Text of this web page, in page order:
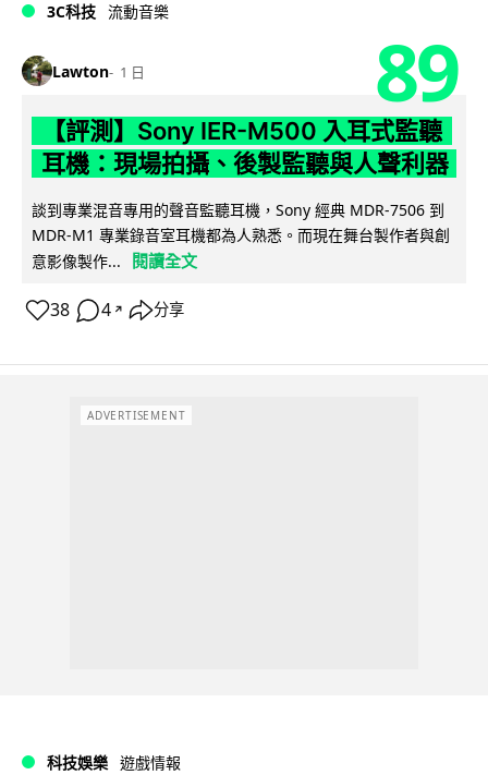
3C科技 流動音樂
Lawton 1 日 89
【評測】Sony IER-M500 入耳式監聽
耳機：現場拍攝、後製監聽與人聲利器
談到專業混音專用的聲音監聽耳機，Sony 經典 MDR-7506 到
MDR-M1 專業錄音室耳機都為人熟悉。而現在舞台製作者與創
意影像製作...
閱讀全文
38 4 ↗ 分享
ADVERTISEMENT
科技娛樂 遊戲情報